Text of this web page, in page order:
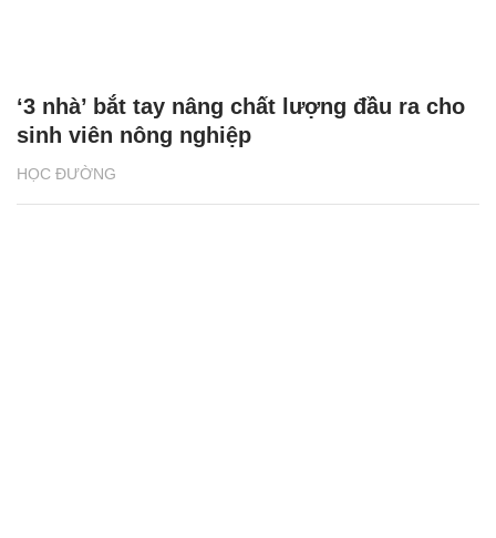
HỌC ĐƯỜNG
‘3 nhà’ bắt tay nâng chất lượng đầu ra cho
sinh viên nông nghiệp